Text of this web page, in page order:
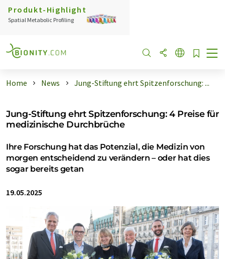
Produkt-Highlight
Spatial Metabolic Profiling
Home News Jung-Stiftung ehrt Spitzenforschung: ...
Jung-Stiftung ehrt Spitzenforschung: 4 Preise für
medizinische Durchbrüche
Ihre Forschung hat das Potenzial, die Medizin von
morgen entscheidend zu verändern – oder hat dies
sogar bereits getan
19.05.2025